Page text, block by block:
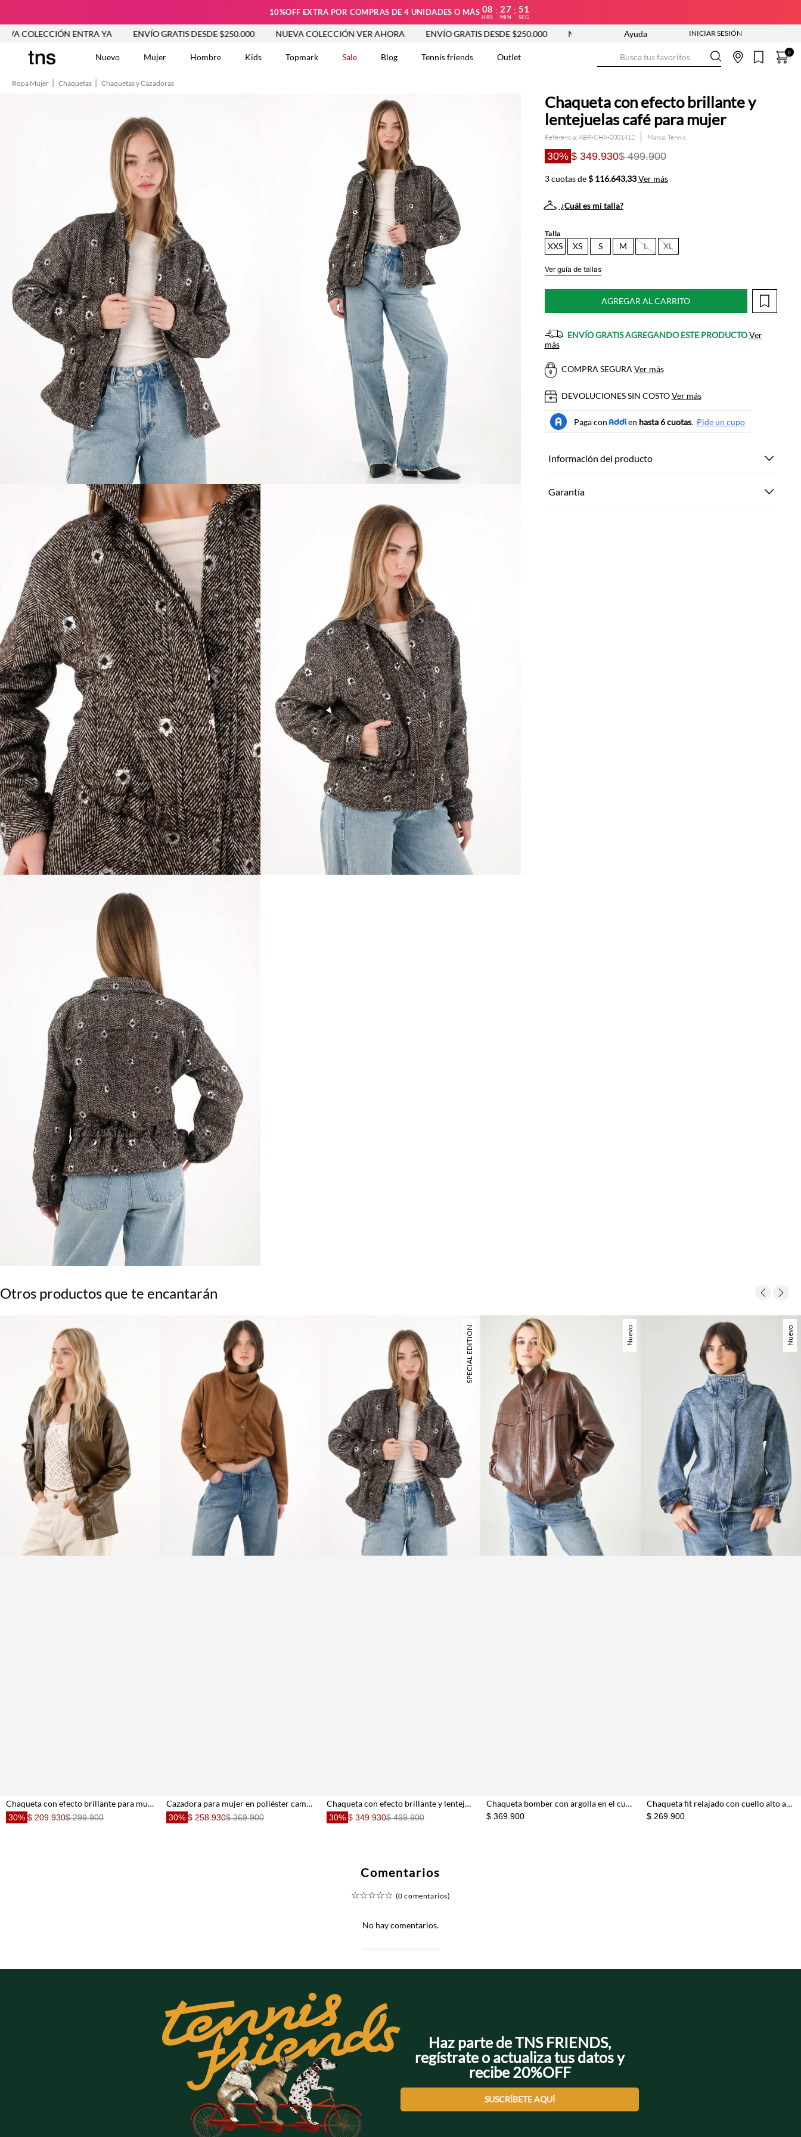
10%OFF EXTRA POR COMPRAS DE 4 UNIDADES O MÁS 08
HRS
: 27
MIN
: 50
SEG
ENTRA YA ENVÍO GRATIS DESDE $250.000 NUEVA COLECCIÓN VER AHORA ENVÍO GRATIS DESDE $250.000 NUEVA COLECCIÓN ENTRA YA ENVÍO GRATIS DESDE $250.000
Ayuda
Nuevo Mujer Hombre Kids Topmark Sale Blog Tennis friends Outlet 0
Ropa Mujer Chaquetas Chaquetas y Cazadoras
Chaqueta con efecto brillante y
lentejuelas café para mujer
Referencia: ABR-CHA-0001412 Tennis
30% $ 349.930$ 499.900
3 cuotas de$ 116.643,33 Ver más
¿Cuál es mi talla?
Talla
XXS XS S M L XL
Ver guía de tallas
AGREGAR AL CARRITO
ENVÍO GRATIS AGREGANDO ESTE PRODUCTO Ver
más
COMPRA SEGURA Ver más
DEVOLUCIONES SIN COSTOVer más
Información del producto
Garantía
Otros productos que te encantarán
Chaqueta con efecto brillante para mujer
30% $ 209.930$ 299.900
Cazadora para mujer en poliéster camel corta con cuello pañuelo
30% $ 258.930$ 369.900
SPECIAL EDITION
Chaqueta con efecto brillante y lentejuelas café para mujer
30% $ 349.930$ 499.900
Nuevo
Chaqueta bomber con argolla en el cuello tipo cuero café para mujer
$ 369.900
Nuevo
Chaqueta fit relajado con cuello alto asimétrico en denim para mujer
$ 269.900
Comentarios
☆☆☆☆☆ (0 comentarios)
No hay comentarios.
Haz parte de TNS FRIENDS,
regístrate o actualiza tus datos y
recibe 20%OFF
SUSCRÍBETE AQUÍ
TÉRMINOS MÁS BUSCADOS
4
5
6
7.
8.
9. Short
10. Camisetas Mujer